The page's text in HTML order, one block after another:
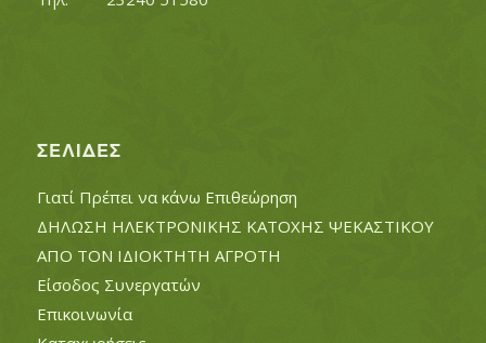
ΣΕΛΊΔΕΣ
Γιατί Πρέπει να κάνω Επιθεώρηση
ΔΗΛΩΣΗ ΗΛΕΚΤΡΟΝΙΚΗΣ ΚΑΤΟΧΗΣ ΨΕΚΑΣΤΙΚΟΥ
ΑΠΟ ΤΟΝ ΙΔΙΟΚΤΗΤΗ ΑΓΡΟΤΗ
Είσοδος Συνεργατών
Επικοινωνία